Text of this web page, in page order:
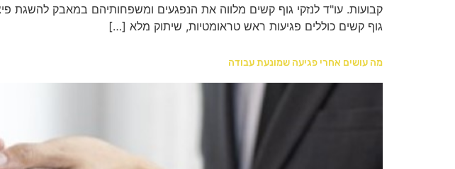
קבועות. עו"ד לנזקי גוף קשים מלווה את הנפגעים ומשפחותיהם במאבק להשגת
גוף קשים כוללים פגיעות ראש טראומטיות, שיתוק מלא […]
מה עושים אחרי פגיעה שמונעת עבודה